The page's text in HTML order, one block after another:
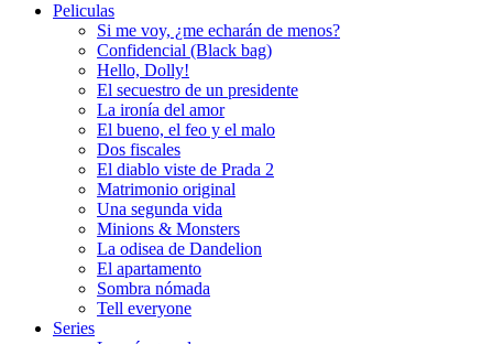
Peliculas
Si me voy, ¿me echarán de menos?
Confidencial (Black bag)
Hello, Dolly!
El secuestro de un presidente
La ironía del amor
El bueno, el feo y el malo
Dos fiscales
El diablo viste de Prada 2
Matrimonio original
Una segunda vida
Minions & Monsters
La odisea de Dandelion
El apartamento
Sombra nómada
Tell everyone
Series